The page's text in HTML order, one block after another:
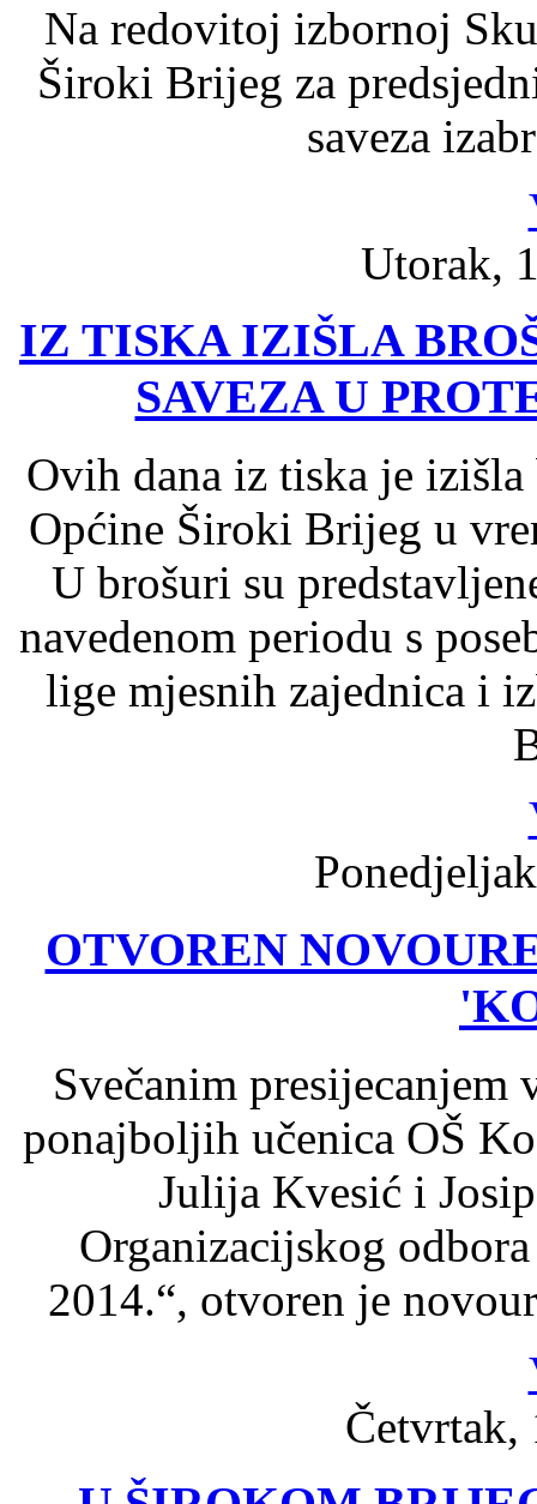
Na redovitoj izbornoj
Široki Brijeg za
saveza
Utorak,
IZ TISKA IZIŠLA
SAVEZA U
Ovih dana iz tiska je izišla
Općine Široki Brijeg u
U brošuri su
navedenom periodu s
lige mjesnih zajednica i
OTVOREN
Svečanim
ponajboljih učenica OŠ
Julija Kvesić i
Organizacijskog
2014.“, otvoren je
Četvrtak,